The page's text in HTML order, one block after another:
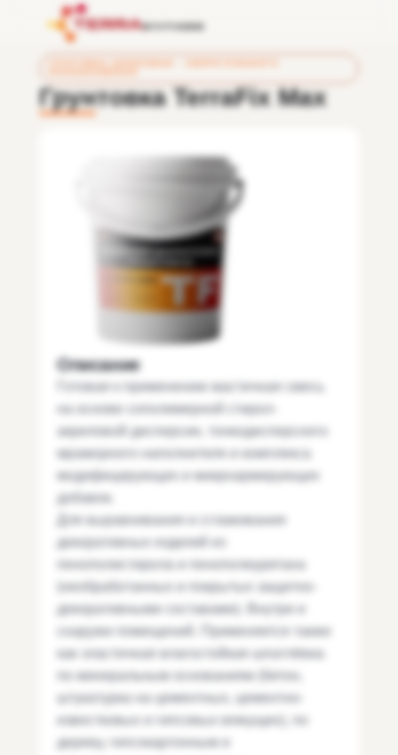
Грунтовка TerraFix Max
Описание
Готовая к применению мастичная смесь
на основе сополимерной стирол-
акриловой дисперсии, тонкодисперсного
мраморного наполнителя и комплекса
модифицирующих и микроармирующих
добавок.
Для выравнивания и сглаживания
декоративных изделий из
пенополистирола и пенополиуретана
(необработанных и покрытых защитно-
декоративными составами). Внутри и
снаружи помещений. Применяется также
как эластичная влагостойкая шпатлёвка
по минеральным основаниям (бетон,
штукатурка на цементных, цементно-
известковых и гипсовых вяжущих), по
дереву, гипсокартонным и